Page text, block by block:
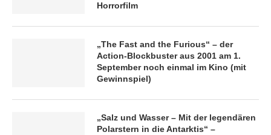
Horrorfilm
„The Fast and the Furious“ – der
Action-Blockbuster aus 2001 am 1.
September noch einmal im Kino (mit
Gewinnspiel)
„Salz und Wasser – Mit der legendären
Polarstern in die Antarktis“ –